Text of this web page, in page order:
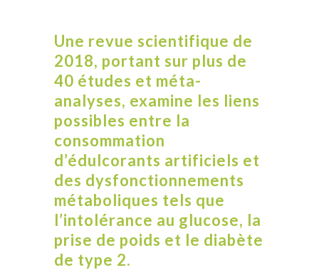
Une revue scientifique de
2018, portant sur plus de
40 études et méta-
analyses, examine les liens
possibles entre la
consommation
d’édulcorants artificiels et
des dysfonctionnements
métaboliques tels que
l’intolérance au glucose, la
prise de poids et le diabète
de type 2.